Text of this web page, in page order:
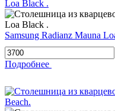
Samsung Radianz Mauna
Подробнее